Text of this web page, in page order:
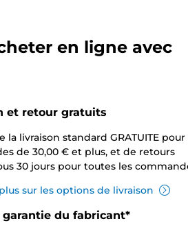
en ligne avec
et retour gratuits
la livraison standard GRATUITE pour
de 30,00 € et plus, et de retours
30 jours pour toutes les
sur les options de livraison
garantie du fabricant*